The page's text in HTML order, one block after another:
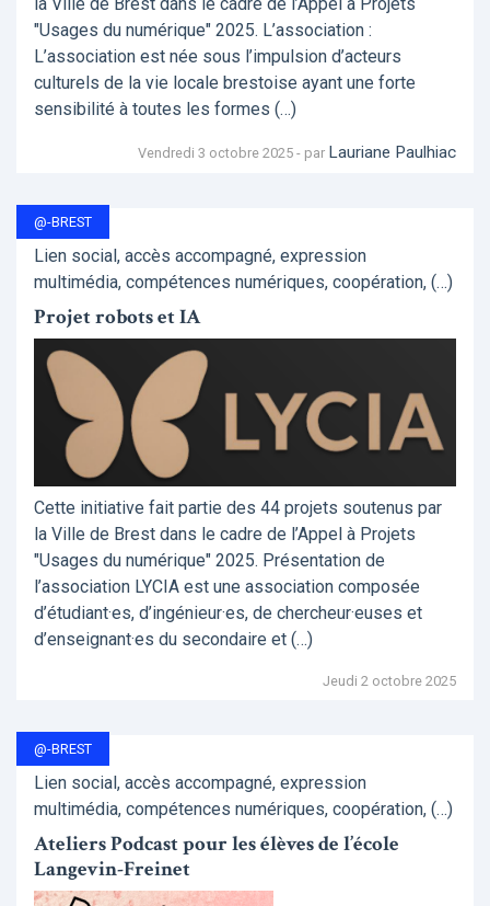
"Usages du numérique" 2025. L’association :
L’association est née sous l’impulsion d’acteurs
culturels de la vie locale brestoise ayant une forte
sensibilité à toutes les formes (…)
Vendredi 3 octobre 2025 - par Lauriane Paulhiac
@-BREST
Lien social, accès accompagné, expression
multimédia, compétences numériques, coopération, (…)
Projet robots et IA
Cette initiative fait partie des 44 projets soutenus par
la Ville de Brest dans le cadre de l’Appel à Projets
"Usages du numérique" 2025. Présentation de
l’association LYCIA est une association composée
d’étudiant·es, d’ingénieur·es, de chercheur·euses et
d’enseignant·es du secondaire et (…)
Jeudi 2 octobre 2025
@-BREST
Lien social, accès accompagné, expression
multimédia, compétences numériques, coopération, (…)
Ateliers Podcast pour les élèves de l’école
Langevin-Freinet